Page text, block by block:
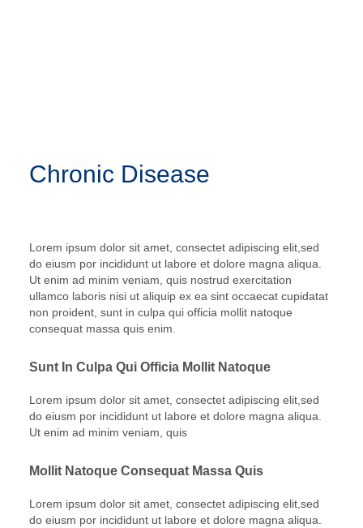
Chronic Disease
Lorem ipsum dolor sit amet, consectet adipiscing elit,sed
do eiusm por incididunt ut labore et dolore magna aliqua.
Ut enim ad minim veniam, quis nostrud exercitation
ullamco laboris nisi ut aliquip ex ea sint occaecat cupidatat
non proident, sunt in culpa qui officia mollit natoque
consequat massa quis enim.
Sunt In Culpa Qui Officia Mollit Natoque
Lorem ipsum dolor sit amet, consectet adipiscing elit,sed
do eiusm por incididunt ut labore et dolore magna aliqua.
Ut enim ad minim veniam, quis
Mollit Natoque Consequat Massa Quis
Lorem ipsum dolor sit amet, consectet adipiscing elit,sed
do eiusm por incididunt ut labore et dolore magna aliqua.